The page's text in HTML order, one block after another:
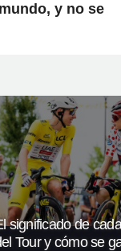
y no se
significado de
Tour y cómo se